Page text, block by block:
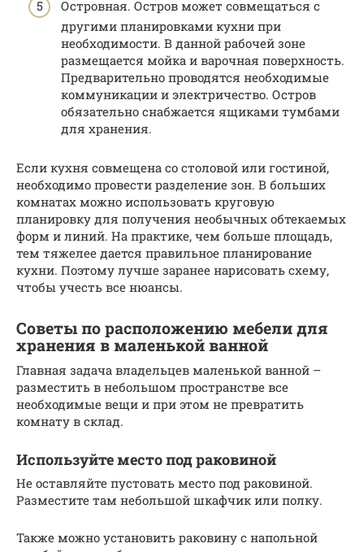
Островная. Остров может совмещаться с
другими планировками кухни при
необходимости. В данной рабочей зоне
размещается мойка и варочная поверхность.
Предварительно проводятся необходимые
коммуникации и электричество. Остров
обязательно снабжается ящиками тумбами
для хранения.
Если кухня совмещена со столовой или гостиной,
необходимо провести разделение зон. В больших
комнатах можно использовать круговую
планировку для получения необычных обтекаемых
форм и линий. На практике, чем больше площадь,
тем тяжелее дается правильное планирование
кухни. Поэтому лучше заранее нарисовать схему,
чтобы учесть все нюансы.
Советы по расположению мебели для
хранения в маленькой ванной
Главная задача владельцев маленькой ванной –
разместить в небольшом пространстве все
необходимые вещи и при этом не превратить
комнату в склад.
Используйте место под раковиной
Не оставляйте пустовать место под раковиной.
Разместите там небольшой шкафчик или полку.
Также можно установить раковину с напольной